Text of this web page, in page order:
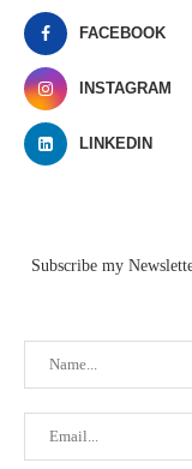
FACEBOOK
INSTAGRAM
LINKEDIN
Subscribe my